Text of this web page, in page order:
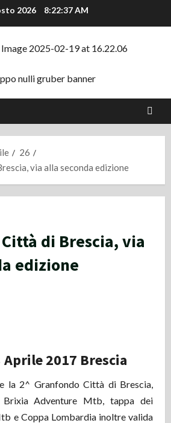
2026 8:22:37 AM
26
via alla seconda edizione
di Brescia, via
edizione
Aprile 2017 Brescia
la 2^ Granfondo Città di Brescia,
Adventure Mtb, tappa dei
e Coppa Lombardia inoltre valida